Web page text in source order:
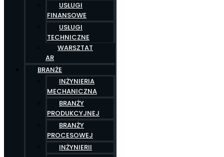
USŁUGI
FINANSOWE
USŁUGI
TECHNICZNE
WARSZTAT
AR
BRANŻE
INŻYNIERIA
MECHANICZNA
BRANŻY
PRODUKCYJNEJ
BRANŻY
PROCESOWEJ
INŻYNIERII